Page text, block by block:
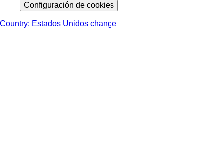
Configuración de cookies
Country: Estados Unidos change